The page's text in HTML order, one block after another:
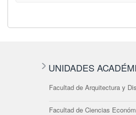
UNIDADES
Facultad de Arquitectura y
Facultad de Ciencias